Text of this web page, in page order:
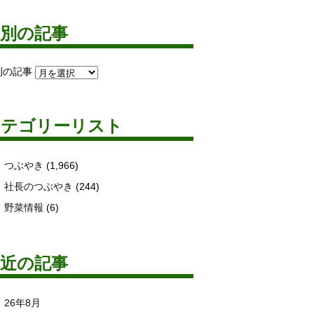
の記事
の記事
ゴリーリスト
つぶやき (1,966)
社長のつぶやき (244)
野菜情報 (6)
の記事
26年8月